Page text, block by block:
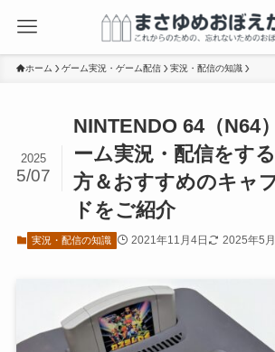
ホーム ゲーム実況・ゲーム配信 実況・配信の知識
NINTENDO 64（N64
ーム実況・配信をす
方＆おすすめのキャ
ドをご紹介
2025
5/07
実況・配信の知識 2021年11月4日 2025年5